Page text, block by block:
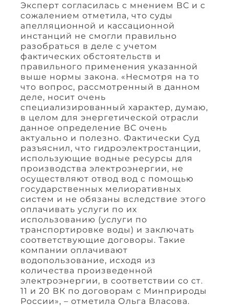
Эксперт согласилась с мнением ВС и с
сожалением отметила, что суды
апелляционной и кассационной
инстанций не смогли правильно
разобраться в деле с учетом
фактических обстоятельств и
правильного применения указанной
выше нормы закона. «Несмотря на то
что вопрос, рассмотренный в данном
деле, носит очень
специализированный характер, думаю,
в целом для энергетической отрасли
данное определение ВС очень
актуально и полезно. Фактически Суд
разъяснил, что гидроэлектростанции,
использующие водные ресурсы для
производства электроэнергии, не
осуществляют отвод вод с помощью
государственных мелиоративных
систем и не обязаны вследствие этого
оплачивать услуги по их
использованию (услуги по
транспортировке воды) и заключать
соответствующие договоры. Такие
компании оплачивают
водопользование, исходя из
количества произведенной
электроэнергии, в соответствии со ст.
11 и 20 ВК по договорам с Минприроды
России», – отметила Ольга Власова.